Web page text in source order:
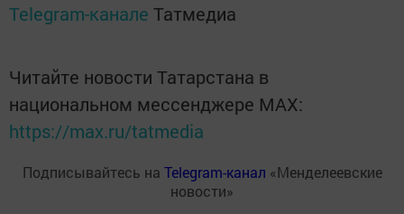
Telegram-канале Татмедиа
Читайте новости Татарстана в
национальном мессенджере MАХ:
https://max.ru/tatmedia
Подписывайтесь на Telegram-канал «Менделеевские
новости»